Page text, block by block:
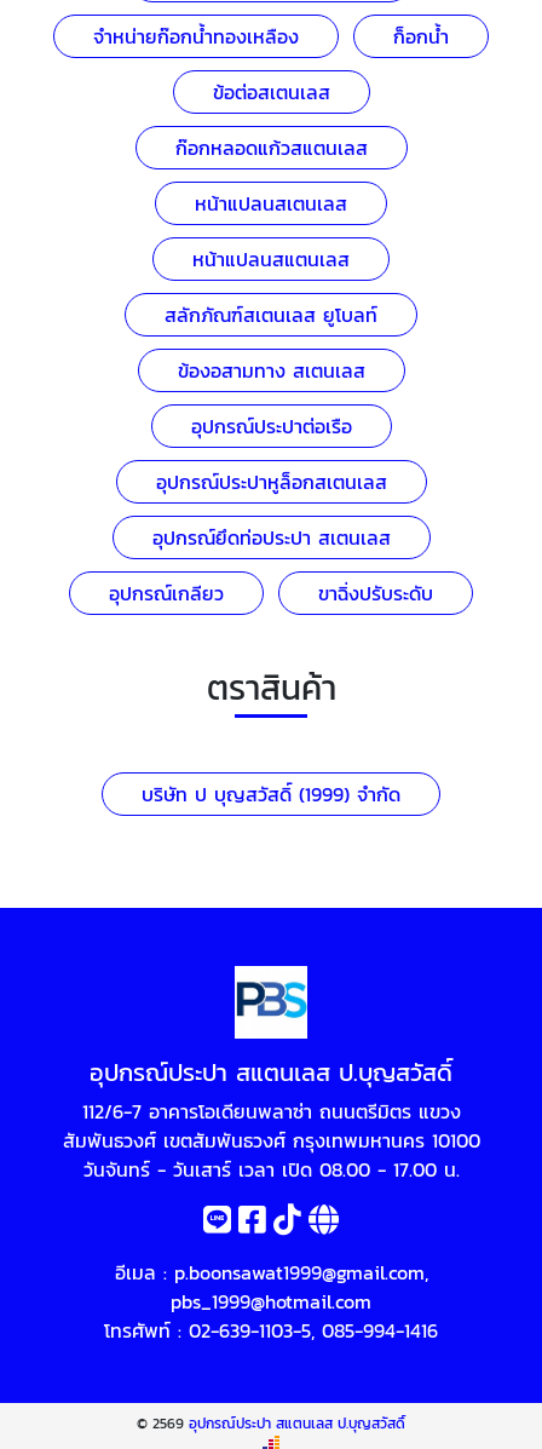
จำหน่ายก๊อกน้ำทองเหลือง
ก็อกน้ำ
ข้อต่อสเตนเลส
ก๊อกหลอดแก้วสแตนเลส
หน้าแปลนสเตนเลส
หน้าแปลนสแตนเลส
สลักภัณฑ์สเตนเลส ยูโบลท์
ข้องอสามทาง สเตนเลส
อุปกรณ์ประปาต่อเรือ
อุปกรณ์ประปาหูล็อกสเตนเลส
อุปกรณ์ยึดท่อประปา สเตนเลส
อุปกรณ์เกลียว
ขาฉิ่งปรับระดับ
ตราสินค้า
บริษัท ป บุญสวัสดิ์ (1999) จำกัด
อุปกรณ์ประปา สแตนเลส ป.บุญสวัสดิ์
112/6-7 อาคารโอเดียนพลาซ่า ถนนตรีมิตร แขวง
สัมพันธวงศ์ เขตสัมพันธวงศ์ กรุงเทพมหานคร 10100
วันจันทร์ - วันเสาร์ เวลา เปิด 08.00 - 17.00 น.
อีเมล : p.boonsawat1999@gmail.com,
pbs_1999@hotmail.com
โทรศัพท์ : 02-639-1103-5, 085-994-1416
© 2569 อุปกรณ์ประปา สแตนเลส ป.บุญสวัสดิ์